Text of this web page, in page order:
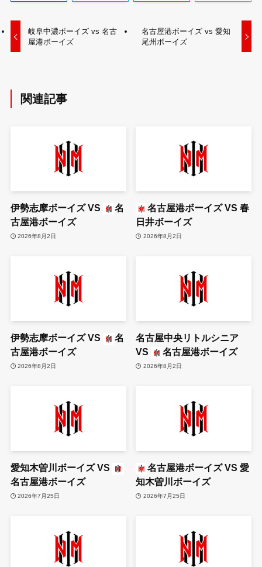
岐阜中濃ボーイズ vs 名古
屋港ボーイズ
名古屋港ボーイズ vs 愛知
尾州ボーイズ
関連記事
伊勢志摩ボーイズVS
名
古屋港ボーイズ
2026年8月2日
名古屋港ボーイズVS春
日井ボーイズ
2026年8月2日
伊勢志摩ボーイズVS
名
古屋港ボーイズ
2026年8月2日
名古屋中央リトルシニア
VS
名古屋港ボーイズ
2026年8月2日
愛知木曽川ボーイズVS
名古屋港ボーイズ
2026年7月25日
名古屋港ボーイズVS愛
知木曽川ボーイズ
2026年7月25日